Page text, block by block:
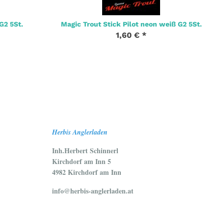
5St. Magic Trout Stick Pilot neon weiß G2 5St.
1,60 € *
Herbis Anglerladen
Inh.Herbert Schinnerl
Kirchdorf am Inn 5
4982 Kirchdorf am Inn
info@herbis-anglerladen.at